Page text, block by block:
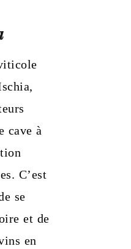
cave à
C’est
se
et de
en